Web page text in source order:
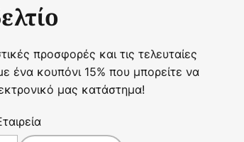
προσφορές και τις τελευταίες
ένα κουπόνι 15% που μπορείτε να
μας κατάστημα!